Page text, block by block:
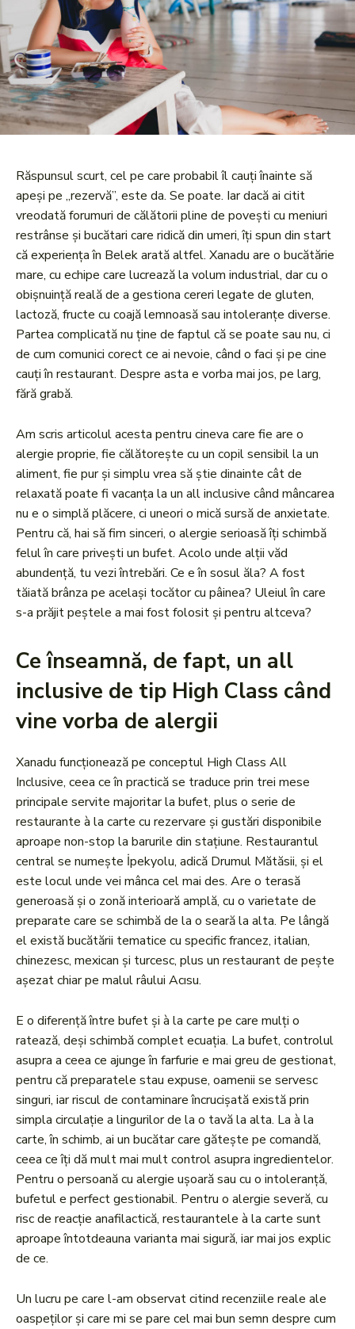
Răspunsul scurt, cel pe care probabil îl cauți înainte să
apeși pe „rezervă”, este da. Se poate. Iar dacă ai citit
vreodată forumuri de călătorii pline de povești cu meniuri
restrânse și bucătari care ridică din umeri, îți spun din start
că experiența în Belek arată altfel. Xanadu are o bucătărie
mare, cu echipe care lucrează la volum industrial, dar cu o
obișnuință reală de a gestiona cereri legate de gluten,
lactoză, fructe cu coajă lemnoasă sau intoleranțe diverse.
Partea complicată nu ține de faptul că se poate sau nu, ci
de cum comunici corect ce ai nevoie, când o faci și pe cine
cauți în restaurant. Despre asta e vorba mai jos, pe larg,
fără grabă.
Am scris articolul acesta pentru cineva care fie are o
alergie proprie, fie călătorește cu un copil sensibil la un
aliment, fie pur și simplu vrea să știe dinainte cât de
relaxată poate fi vacanța la un all inclusive când mâncarea
nu e o simplă plăcere, ci uneori o mică sursă de anxietate.
Pentru că, hai să fim sinceri, o alergie serioasă îți schimbă
felul în care privești un bufet. Acolo unde alții văd
abundență, tu vezi întrebări. Ce e în sosul ăla? A fost
tăiată brânza pe același tocător cu pâinea? Uleiul în care
s-a prăjit peștele a mai fost folosit și pentru altceva?
Ce înseamnă, de fapt, un all
inclusive de tip High Class când
vine vorba de alergii
Xanadu funcționează pe conceptul High Class All
Inclusive, ceea ce în practică se traduce prin trei mese
principale servite majoritar la bufet, plus o serie de
restaurante à la carte cu rezervare și gustări disponibile
aproape non-stop la barurile din stațiune. Restaurantul
central se numește İpekyolu, adică Drumul Mătăsii, și el
este locul unde vei mânca cel mai des. Are o terasă
generoasă și o zonă interioară amplă, cu o varietate de
preparate care se schimbă de la o seară la alta. Pe lângă
el există bucătării tematice cu specific francez, italian,
chinezesc, mexican și turcesc, plus un restaurant de pește
așezat chiar pe malul râului Acısu.
E o diferență între bufet și à la carte pe care mulți o
ratează, deși schimbă complet ecuația. La bufet, controlul
asupra a ceea ce ajunge în farfurie e mai greu de gestionat,
pentru că preparatele stau expuse, oamenii se servesc
singuri, iar riscul de contaminare încrucișată există prin
simpla circulație a lingurilor de la o tavă la alta. La à la
carte, în schimb, ai un bucătar care gătește pe comandă,
ceea ce îți dă mult mai mult control asupra ingredientelor.
Pentru o persoană cu alergie ușoară sau cu o intoleranță,
bufetul e perfect gestionabil. Pentru o alergie severă, cu
risc de reacție anafilactică, restaurantele à la carte sunt
aproape întotdeauna varianta mai sigură, iar mai jos explic
de ce.
Un lucru pe care l-am observat citind recenziile reale ale
oaspeților și care mi se pare cel mai bun semn despre cum